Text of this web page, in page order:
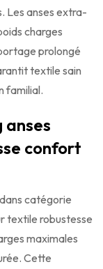
Les anses extra-
charges
prolongé
textile sain
familial.
anses
confort
catégorie
textile robustesse
maximales
Cette